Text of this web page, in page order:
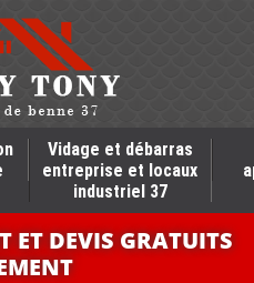
Vidage et débarras
entreprise et locaux
industriel 37
ET DEVIS GRATUITS